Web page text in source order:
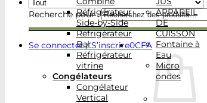
Recherche pour :
Se connecter / S’inscrire0CFA
Réfrigérateur
Side-by-Side
Réfrigérateur
Bar
Réfrigérateur
vitrine
Congélateurs
Congélateur
Vertical
APPAREIL
DE
CUISSON
Fontaine à
Eau
Micro
ondes